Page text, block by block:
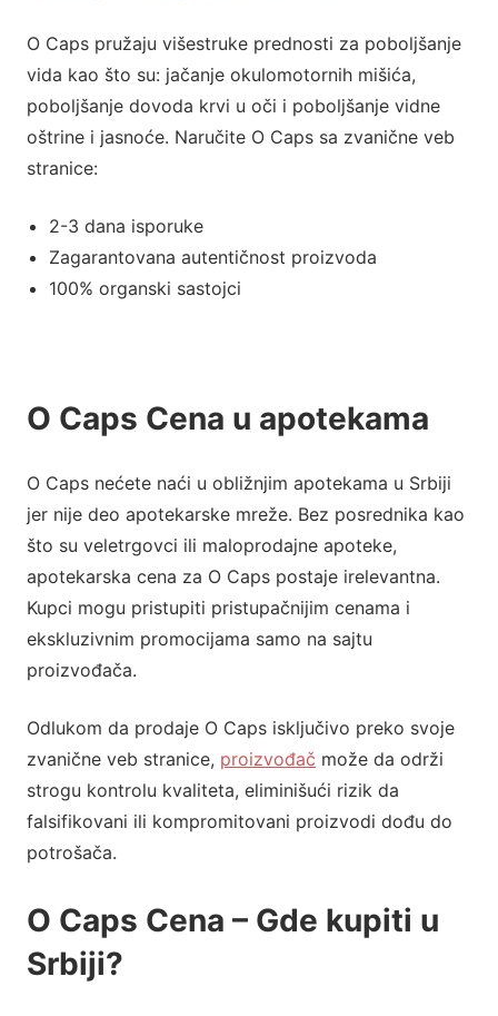
O Caps pružaju višestruke prednosti za poboljšanje
vida kao što su: jačanje okulomotornih mišića,
poboljšanje dovoda krvi u oči i poboljšanje vidne
oštrine i jasnoće. Naručite O Caps sa zvanične veb
stranice:
2-3 dana isporuke
Zagarantovana autentičnost proizvoda
100% organski sastojci
O Caps Cena u apotekama
O Caps nećete naći u obližnjim apotekama u Srbiji
jer nije deo apotekarske mreže. Bez posrednika kao
što su veletrgovci ili maloprodajne apoteke,
apotekarska cena za O Caps postaje irelevantna.
Kupci mogu pristupiti pristupačnijim cenama i
ekskluzivnim promocijama samo na sajtu
proizvođača.
Odlukom da prodaje O Caps isključivo preko svoje
zvanične veb stranice, proizvođač može da održi
strogu kontrolu kvaliteta, eliminišući rizik da
falsifikovani ili kompromitovani proizvodi dođu do
potrošača.
O Caps Cena – Gde kupiti u
Srbiji?